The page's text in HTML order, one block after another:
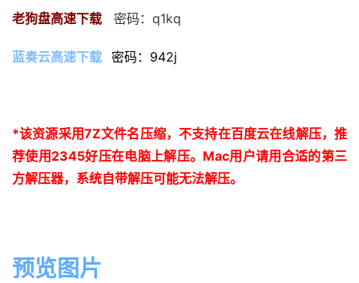
老狗盘高速下载 密码：q1kq
蓝奏云高速下载 密码：942j
*该资源采用7Z文件名压缩，不支持在百度云在线解压，推
荐使用2345好压在电脑上解压。 Mac用户请用合适的第三
方解压器，系统自带解压可能无法解压。
预览图片